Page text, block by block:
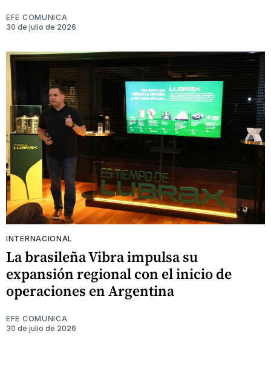
EFE COMUNICA
30 de julio de 2026
INTERNACIONAL
La brasileña Vibra impulsa su
expansión regional con el inicio de
operaciones en Argentina
EFE COMUNICA
30 de julio de 2026